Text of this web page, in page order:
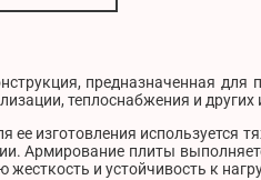
предназначенная для
теплоснабжения и
изготовления используется
Армирование плиты
жесткость и устойчивость к